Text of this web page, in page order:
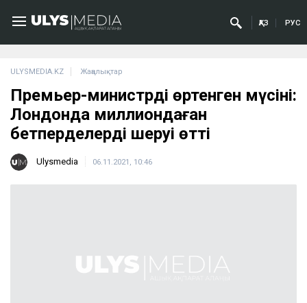
ҚАЗ РУС
ULYSMEDIA.KZ Жаңалықтар
Премьер-министрдің өртенген мүсіні:
Лондонда миллиондаған
бетперделердің шеруі өтті
Ulysmedia 06.11.2021, 10:46